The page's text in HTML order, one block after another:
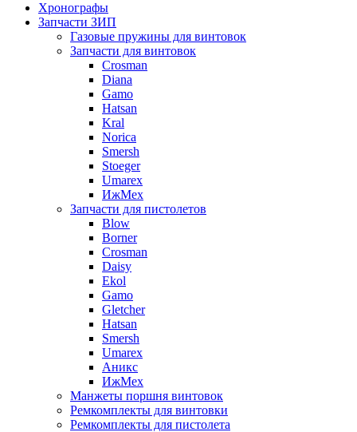
Хронографы
Запчасти ЗИП
Газовые пружины для винтовок
Запчасти для винтовок
Crosman
Diana
Gamo
Hatsan
Kral
Norica
Smersh
Stoeger
Umarex
ИжМех
Запчасти для пистолетов
Blow
Borner
Crosman
Daisy
Ekol
Gamo
Gletcher
Hatsan
Smersh
Umarex
Аникс
ИжМех
Манжеты поршня винтовок
Ремкомплекты для винтовки
Ремкомплекты для пистолета